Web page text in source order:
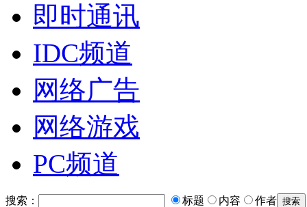
即时通讯
IDC频道
网络广告
网络游戏
PC频道
搜索： 标题 内容 作者